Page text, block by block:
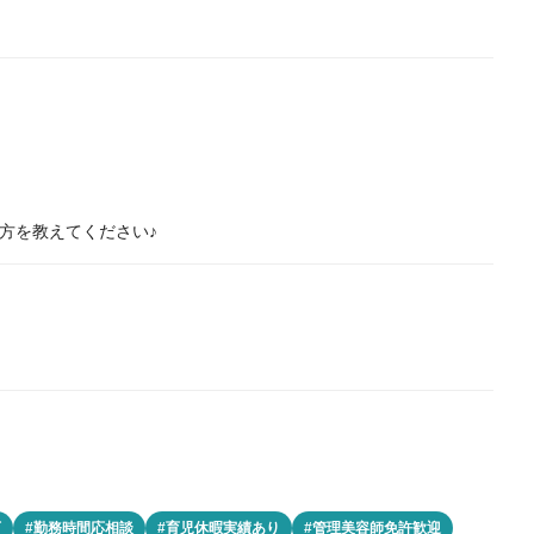
を教えてください♪
#勤務時間応相談 #育児休暇実績あり #管理美容師免許歓迎